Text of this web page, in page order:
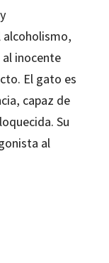
inocente
El gato es
capaz de
Su
al